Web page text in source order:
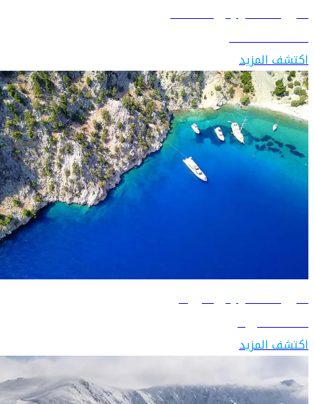
دليل السفر إلى النمسا
اكتشف النمسا
اكتشف المزيد
دليل السفر إلى اليونان
اكتشف اليونان
اكتشف المزيد